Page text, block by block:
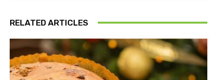
RELATED ARTICLES